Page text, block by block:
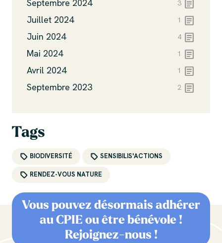
Septembre 2024 3 article
Juillet 2024 1 article
Juin 2024 4 article
Mai 2024 1 article
Avril 2024 1 article
Septembre 2023 2 article
Tags
BIODIVERSITÉ SENSIBILIS'ACTIONS
RENDEZ-VOUS NATURE
Vous pouvez désormais adhérer
au CPIE ou être bénévole !
Rejoignez-nous !